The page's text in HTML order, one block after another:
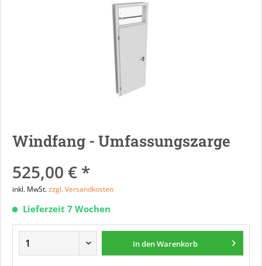
Windfang - Umfassungszarge
525,00 € *
inkl. MwSt.zzgl. Versandkosten
Lieferzeit 7 Wochen
In denWarenkorb